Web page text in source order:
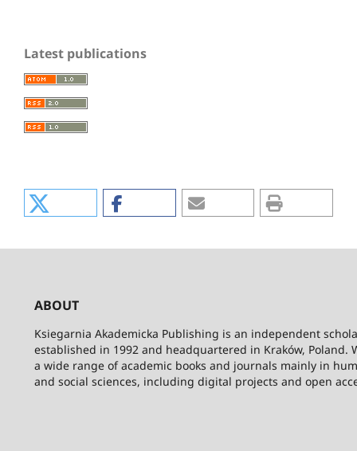
Latest publications
ABOUT
Ksiegarnia Akademicka Publishing is an independent
established in 1992 and headquartered in Kraków, Poland.
a wide range of academic books and journals mainly in
and social sciences, including digital projects and open